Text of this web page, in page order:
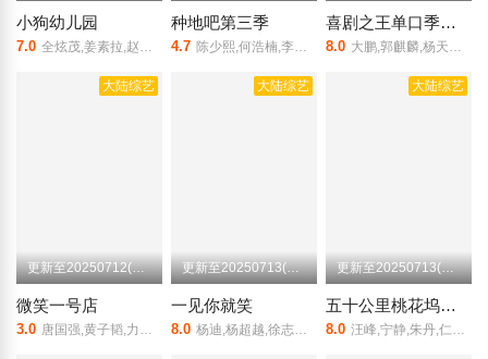
小狗幼儿园
7.0 全炫茂,姜素拉,赵汉善,朴善英,Rei
种地吧第三季
4.7 陈少熙,何浩楠,李昊,鹭卓,王一珩,赵小童,卓沅
喜剧之王单口季第二季
8.0 大鹏,郭麒麟,杨天真,庞博,付航,小鹿,侯佩岑,嘻哈,王越,林简七,夏夏,小北,小海,小佳,谢谢,徐指导,杨蒙恩,璎宁,于渤,于祥宇,月明,翟佳宁,张踩铃,真勇,朱大强,房主任,谷雨,黑灯,黄总,贾得玉,李酌妍,良言,黄一瑾,刘旸,门
大陆综艺
更新至20250712(泡面番第27期)
微笑一号店
3.0 唐国强,黄子韬,力丸,武艺,许天奇
大陆综艺
更新至20250713(第13期后台彩蛋)
一见你就笑
8.0 杨迪,杨超越,徐志胜,祝绪丹,陈鑫昊,田嘉瑞,李诞,黄子弘凡
大陆综艺
更新至20250713(第3期坞里陪你看下)
五十公里桃花坞第5季
8.0 汪峰,宁静,朱丹,仁科,蔡文静,许昕,闫佩伦,辛云来,徐志胜,李雪琴,李嘉琦,孟子义,王子奇,万鹏,董思成,周翊然,欧阳娣娣